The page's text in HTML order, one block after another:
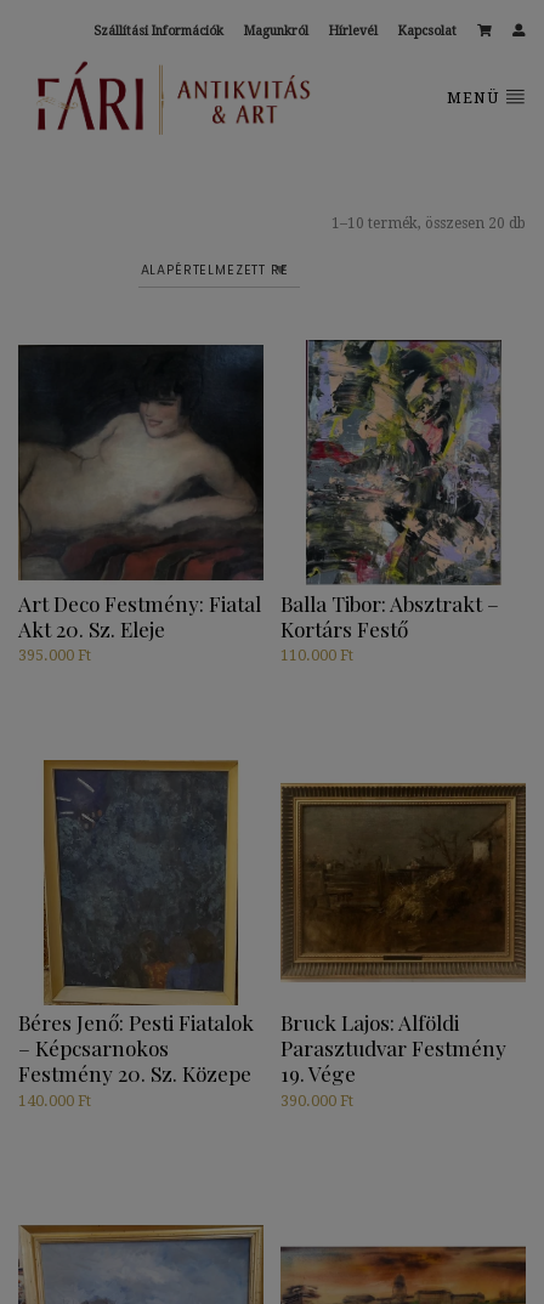
Szállítási Információk Magunkról Hírlevél Kapcsolat
MENÜ
1–10 termék, összesen 20 db
Art Deco Festmény: Fiatal
Akt 20. Sz. Eleje
395.000 Ft
Balla Tibor: Absztrakt –
Kortárs Festő
110.000 Ft
Béres Jenő: Pesti Fiatalok
– Képcsarnokos
Festmény 20. Sz. Közepe
140.000 Ft
Bruck Lajos: Alföldi
Parasztudvar Festmény
19. Vége
390.000 Ft